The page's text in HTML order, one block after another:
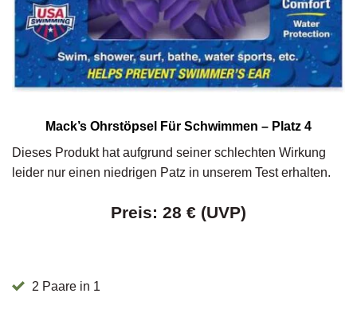
Mack’s Ohrstöpsel Für Schwimmen – Platz 4
Dieses Produkt hat aufgrund seiner schlechten Wirkung
leider nur einen niedrigen Patz in unserem Test erhalten.
Preis: 28 € (UVP)
2 Paare in 1